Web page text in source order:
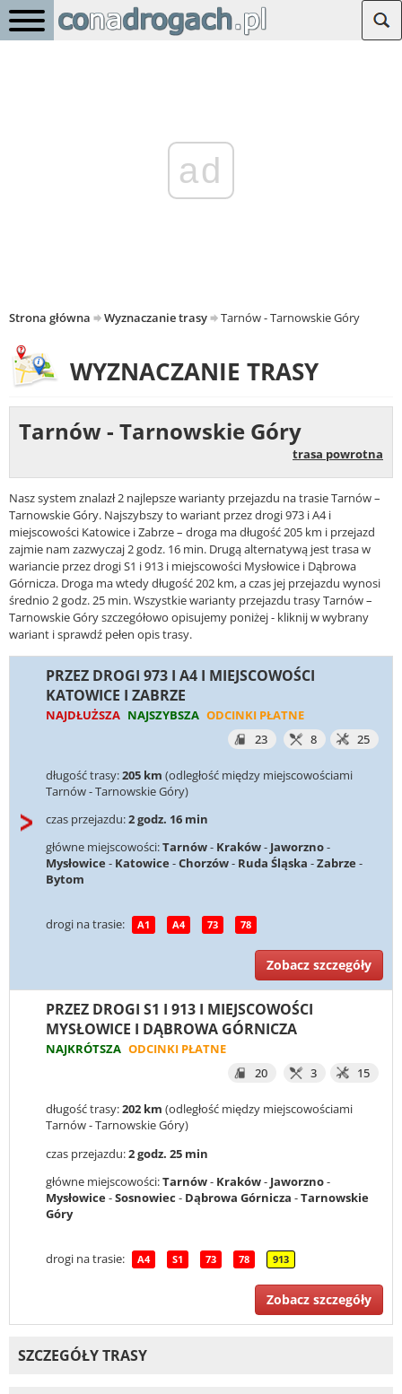
ad
Strona główna Wyznaczanie trasy Tarnów - Tarnowskie Góry
WYZNACZANIE TRASY
Tarnów - Tarnowskie Góry
trasa powrotna
Nasz system znalazł 2 najlepsze warianty przejazdu na trasie Tarnów –
Tarnowskie Góry. Najszybszy to wariant przez drogi 973 i A4 i
miejscowości Katowice i Zabrze – droga ma długość 205 km i przejazd
zajmie nam zazwyczaj 2 godz. 16 min. Drugą alternatywą jest trasa w
wariancie przez drogi S1 i 913 i miejscowości Mysłowice i Dąbrowa
Górnicza. Droga ma wtedy długość 202 km, a czas jej przejazdu wynosi
średnio 2 godz. 25 min. Wszystkie warianty przejazdu trasy Tarnów –
Tarnowskie Góry szczegółowo opisujemy poniżej - kliknij w wybrany
wariant i sprawdź pełen opis trasy.
PRZEZ DROGI 973 I A4 I MIEJSCOWOŚCI
KATOWICE I ZABRZE
NAJDŁUŻSZA NAJSZYBSZA ODCINKI PŁATNE
23
8 25
długość trasy:205 km (odległość między miejscowościami
Tarnów - Tarnowskie Góry)
czas przejazdu:2 godz. 16 min
główne miejscowości:Tarnów- Kraków- Jaworzno-
Mysłowice - Katowice -Chorzów- Ruda Śląska -Zabrze -
Bytom
drogi na trasie: A1 A4 73 78
Zobacz szczegóły
PRZEZ DROGI S1 I 913 I MIEJSCOWOŚCI
MYSŁOWICE I DĄBROWA GÓRNICZA
NAJKRÓTSZA ODCINKI PŁATNE
20
3 15
długość trasy:202 km (odległość między miejscowościami
Tarnów - Tarnowskie Góry)
czas przejazdu:2 godz. 25 min
główne miejscowości:Tarnów- Kraków- Jaworzno-
Mysłowice-Sosnowiec - Dąbrowa Górnicza -Tarnowskie
Góry
drogi na trasie: A4 S1 73 78 913
Zobacz szczegóły
SZCZEGÓŁY TRASY